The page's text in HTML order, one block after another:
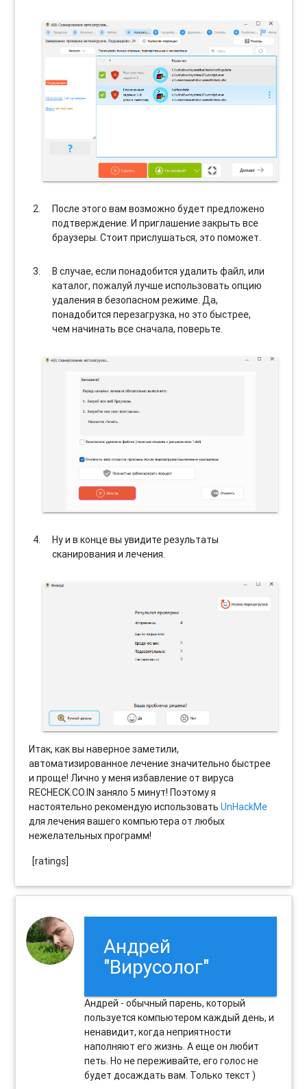
После этого вам возможно будет предложено
подтверждение. И приглашение закрыть все
браузеры. Стоит прислушаться, это поможет.
В случае, если понадобится удалить файл, или
каталог, пожалуй лучше использовать опцию
удаления в безопасном режиме. Да,
понадобится перезагрузка, но это быстрее,
чем начинать все сначала, поверьте.
Ну и в конце вы увидите результаты
сканирования и лечения.
Итак, как вы наверное заметили,
автоматизированное лечение значительно быстрее
и проще! Лично у меня избавление от вируса
RECHECK.CO.IN заняло 5 минут! Поэтому я
настоятельно рекомендую использоватьUnHackMe
для лечения вашего компьютера от любых
нежелательных программ!
[ratings]
Андрей
"Вирусолог"
Андрей - обычный парень, который
пользуется компьютером каждый день, и
ненавидит, когда неприятности
наполняют его жизнь. А еще он любит
петь. Но не переживайте, его голос не
будет досаждать вам. Только текст )